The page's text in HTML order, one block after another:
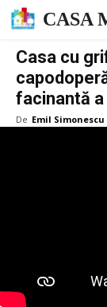
CASA
Casa cu
facinantă
De Emil Simonescu